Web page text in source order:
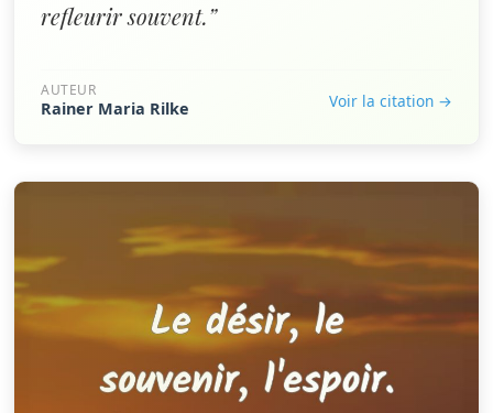
refleurir souvent.”
AUTEUR
Rainer Maria Rilke Voir la citation →